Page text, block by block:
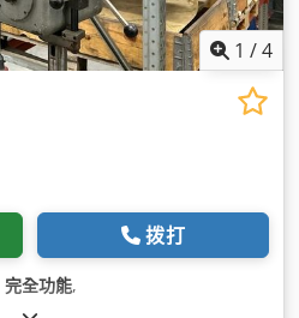
1 /4
拨打
完全功能,